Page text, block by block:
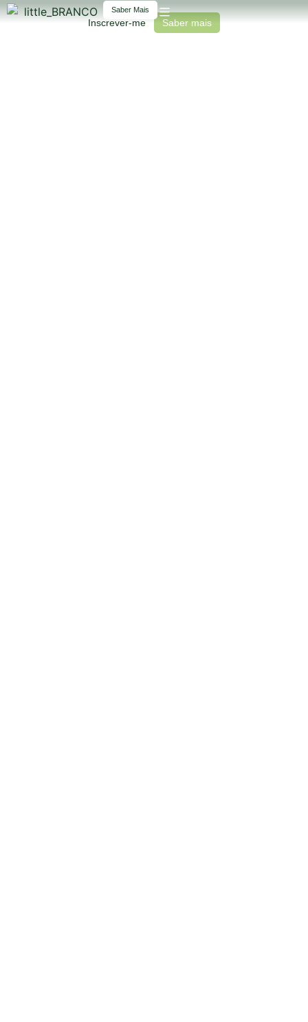
Saber Mais
Projeto outdoor, com aulas semanais de 60 minutos, de caminhada e corrida.
Inscrever-me Saber mais